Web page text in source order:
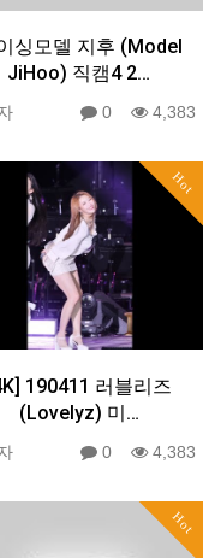
싱모델 지후 (Model
JiHoo) 직캠4 2…
0 4,383
Hot
190411 러블리즈
(Lovelyz) 미…
0 4,383
Hot